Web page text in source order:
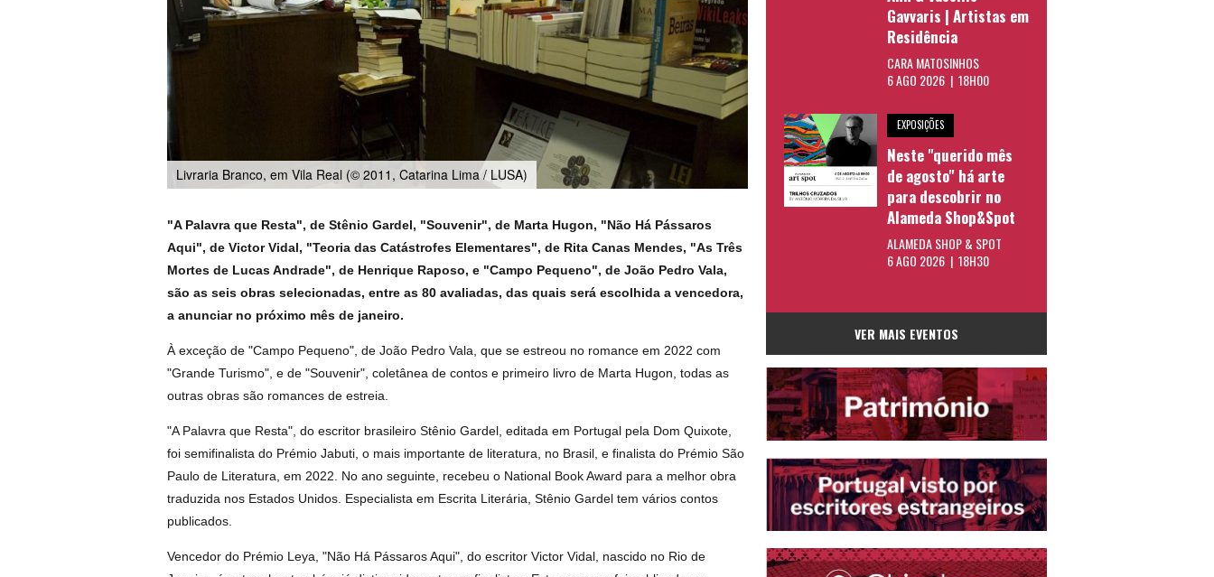
Livraria Branco, em Vila Real (© 2011, Catarina Lima / LUSA)
"A Palavra que Resta", de Stênio Gardel, "Souvenir", de Marta Hugon, "Não Há Pássaros
Aqui", de Victor Vidal, "Teoria das Catástrofes Elementares", de Rita Canas Mendes, "As Três
Mortes de Lucas Andrade", de Henrique Raposo, e "Campo Pequeno", de João Pedro Vala,
são as seis obras selecionadas, entre as 80 avaliadas, das quais será escolhida a vencedora,
a anunciar no próximo mês de janeiro.
À exceção de "Campo Pequeno", de João Pedro Vala, que se estreou no romance em 2022 com
"Grande Turismo", e de "Souvenir", coletânea de contos e primeiro livro de Marta Hugon, todas as
outras obras são romances de estreia.
"A Palavra que Resta", do escritor brasileiro Stênio Gardel, editada em Portugal pela Dom Quixote,
foi semifinalista do Prémio Jabuti, o mais importante de literatura, no Brasil, e finalista do Prémio São
Paulo de Literatura, em 2022. No ano seguinte, recebeu o National Book Award para a melhor obra
traduzida nos Estados Unidos. Especialista em Escrita Literária, Stênio Gardel tem vários contos
publicados.
Vencedor do Prémio Leya, "Não Há Pássaros Aqui", do escritor Victor Vidal, nascido no Rio de
Gavvaris | Artistas em
Residência
CARA MATOSINHOS
6 AGO 2026 | 18H00
EXPOSIÇÕES
Neste "querido mês
de agosto" há arte
para descobrir no
Alameda Shop&Spot
ALAMEDA SHOP & SPOT
6 AGO 2026 | 18H30
VER MAIS EVENTOS